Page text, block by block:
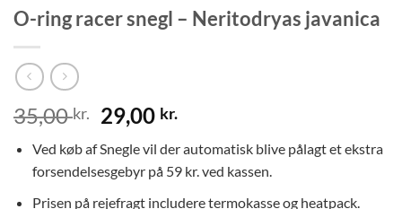
O-ring racer snegl – Neritodryas javanica
35,00kr.
Den
oprindelige
pris
var:
35,00 kr..
29,00 kr.Den
pris
er:
29,00 kr..
Ved køb af Snegle vil der automatisk blive pålagt et ekstra
forsendelsesgebyr på 59 kr. ved kassen.
Prisen på rejefragt includere termokasse og heatpack.